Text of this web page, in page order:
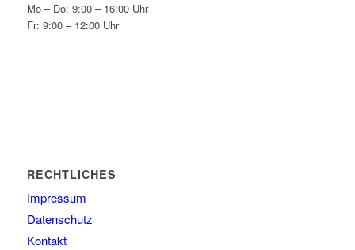
Mo – Do: 9:00 – 16:00 Uhr
Fr: 9:00 – 12:00 Uhr
RECHTLICHES
Impressum
Datenschutz
Kontakt